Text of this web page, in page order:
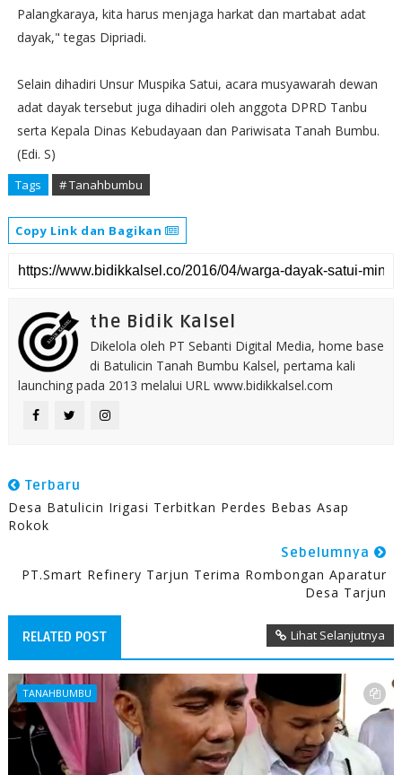
Palangkaraya, kita harus menjaga harkat dan martabat adat
dayak," tegas Dipriadi.
Selain dihadiri Unsur Muspika Satui, acara musyawarah dewan
adat dayak tersebut juga dihadiri oleh anggota DPRD Tanbu
serta Kepala Dinas Kebudayaan dan Pariwisata Tanah Bumbu.
(Edi. S)
Tags # Tanahbumbu
Copy Link dan Bagikan
the Bidik Kalsel
Dikelola oleh PT Sebanti Digital Media, home base
di Batulicin Tanah Bumbu Kalsel, pertama kali
launching pada 2013 melalui URL www.bidikkalsel.com
Terbaru
Desa Batulicin Irigasi Terbitkan Perdes Bebas Asap
Rokok‬
Sebelumnya
PT.Smart Refinery Tarjun Terima Rombongan Aparatur
Desa Tarjun
RELATED POST Lihat Selanjutnya
TANAHBUMBU